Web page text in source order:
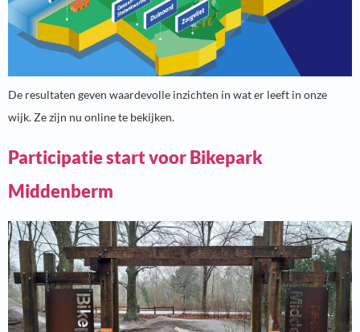
De resultaten geven waardevolle inzichten in wat er leeft in onze
wijk. Ze zijn nu online te bekijken.
Participatie start voor Bikepark
Middenberm